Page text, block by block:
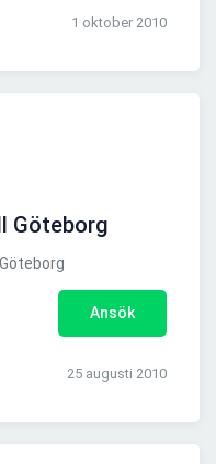
1 oktober 2010
Göteborg
Ansök
25 augusti 2010